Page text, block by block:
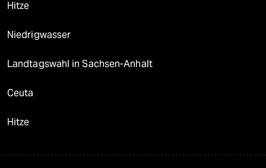
Hitze
Niedrigwasser
Landtagswahl in Sachsen-Anhalt
Ceuta
Hitze